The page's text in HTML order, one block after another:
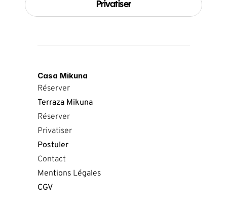
Privatiser
Casa Mikuna
Réserver
Terraza Mikuna
Réserver
Privatiser
Postuler
Contact
Mentions Légales
CGV